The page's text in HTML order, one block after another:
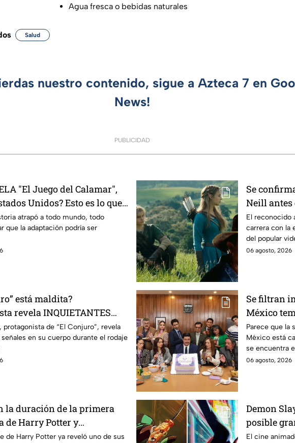
Agua fresca o bebidas naturales
Salud
nuestro contenido, sigue a Azteca 7 en
News!
PUBLICIDAD
"El Juego del Calamar",
Unidos? Esto es lo que
atrapó a todo mundo, todo
que la adaptación podría ser
Se
Neill antes
sabe
El reconocido
carrera con la
del popular
06 agosto, 2026
está maldita?
revela INQUIETANTES
su cuerpo durante la
la película
protagonista de “El Conjuro”, revela
en su cuerpo durante el rodaje
Se filtran
México
teorías
Parece que la
México está
se encuentra
primeras
06 agosto, 2026
la duración de la primera
de Harry Potter y
a los fans de los libros
de Harry Potter ya reveló uno de sus
Demon
posible
del 2027
El cine